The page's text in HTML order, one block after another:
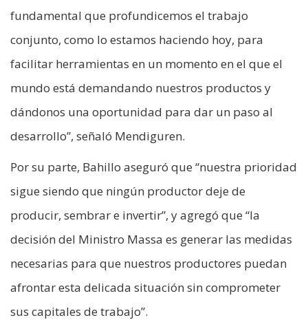
fundamental que profundicemos el trabajo
conjunto, como lo estamos haciendo hoy, para
facilitar herramientas en un momento en el que el
mundo está demandando nuestros productos y
dándonos una oportunidad para dar un paso al
desarrollo”, señaló Mendiguren.
Por su parte, Bahillo aseguró que “nuestra prioridad
sigue siendo que ningún productor deje de
producir, sembrar e invertir”, y agregó que “la
decisión del Ministro Massa es generar las medidas
necesarias para que nuestros productores puedan
afrontar esta delicada situación sin comprometer
sus capitales de trabajo”.